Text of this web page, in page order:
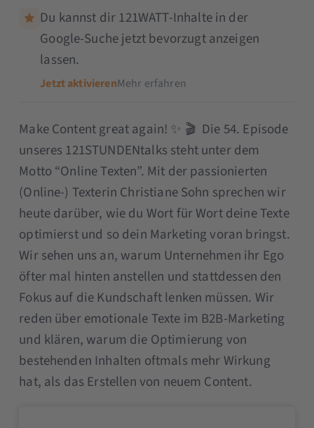
Du kannst dir 121WATT-Inhalte in der
Google-Suche jetzt bevorzugt anzeigen
lassen.
Jetzt aktivierenMehr erfahren
Make Content great again! ✨ 🎬 Die 54. Episode
unseres 121STUNDENtalks steht unter dem
Motto “Online Texten”. Mit der passionierten
(Online-) Texterin Christiane Sohn sprechen wir
heute darüber, wie du Wort für Wort deine Texte
optimierst und so dein Marketing voran bringst.
Wir sehen uns an, warum Unternehmen ihr Ego
öfter mal hinten anstellen und stattdessen den
Fokus auf die Kundschaft lenken müssen. Wir
reden über emotionale Texte im B2B-Marketing
und klären, warum die Optimierung von
bestehenden Inhalten oftmals mehr Wirkung
hat, als das Erstellen von neuem Content.